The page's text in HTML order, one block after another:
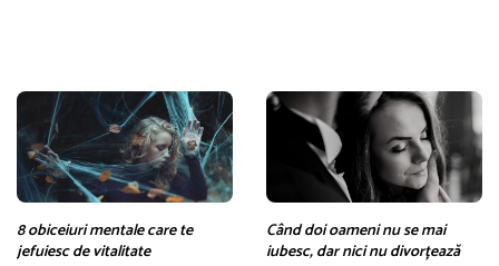
8 obiceiuri mentale care te
jefuiesc de vitalitate
Când doi oameni nu se mai
iubesc, dar nici nu divorțează